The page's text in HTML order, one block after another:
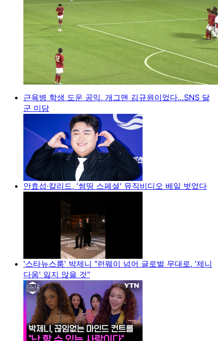
근육병 학생 도운 공익, 개그맨 김규원이었다…SNS 달
군 미담
안효섭·칼리드, '썸띵 스페셜' 뮤직비디오 베일 벗었다
'스타뉴스룸' 박제니 "런웨이 넘어 글로벌 무대로, '제니
다움' 잃지 않을 것"